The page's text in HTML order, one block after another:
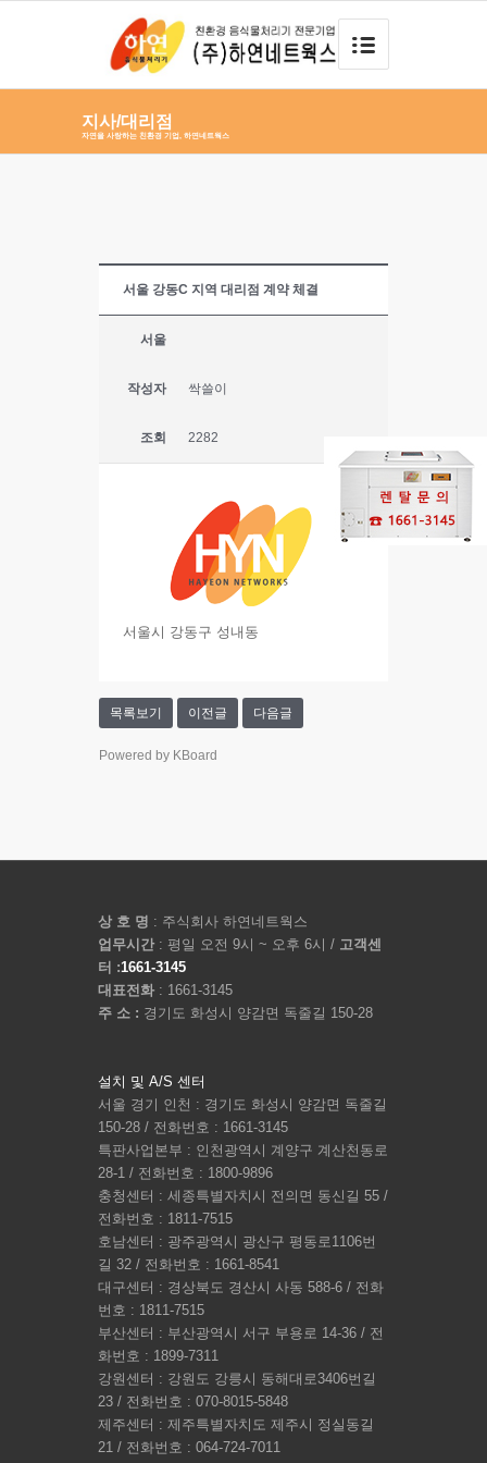
지사/대리점
자연을 사랑하는 친환경 기업, 하연네트웍스
서울 강동C 지역 대리점 계약 체결
서울
작성자 싹쓸이
조회 2282
서울시 강동구 성내동
목록보기 이전글 다음글
Powered by KBoard
상 호 명 : 주식회사 하연네트웍스
업무시간 : 평일 오전 9시 ~ 오후 6시 / 고객센
터 :1661-3145
대표전화 : 1661-3145
주 소 : 경기도 화성시 양감면 독줄길 150-28
설치 및 A/S 센터
서울 경기 인천 : 경기도 화성시 양감면 독줄길
150-28 / 전화번호 : 1661-3145
특판사업본부 : 인천광역시 계양구 계산천동로
28-1 / 전화번호 : 1800-9896
충청센터 : 세종특별자치시 전의면 동신길 55 /
전화번호 : 1811-7515
호남센터 : 광주광역시 광산구 평동로1106번
길 32 / 전화번호 : 1661-8541
대구센터 : 경상북도 경산시 사동 588-6 / 전화
번호 : 1811-7515
부산센터 : 부산광역시 서구 부용로 14-36 / 전
화번호 : 1899-7311
강원센터 : 강원도 강릉시 동해대로3406번길
23 / 전화번호 : 070-8015-5848
제주센터 : 제주특별자치도 제주시 정실동길
21 / 전화번호 : 064-724-7011